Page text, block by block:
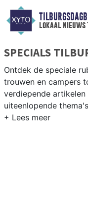
lokaal nieuws
SPECIALS
Ontdek de speciale
trouwen en campers
verdiepende
uiteenlopende